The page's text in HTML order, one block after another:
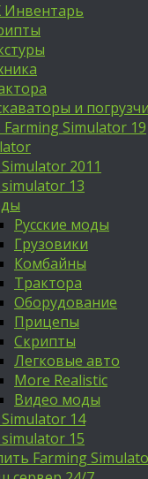
Инвентарь
и
Farming Simulator 19
2011
13
Русские моды
Грузовики
Комбайны
Трактора
Оборудование
Прицепы
Скрипты
Легковые авто
More Realistic
Видео моды
14
15
Farming